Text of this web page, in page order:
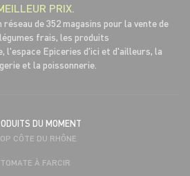
PRIX.
réseau de 352 magasins pour la vente de
frais, les produits
l'espace Epiceries d'ici et d'ailleurs, la
et la poissonnerie.
DU MOMENT
CÔTE DU RHÔNE
TOMATE À FARCIR